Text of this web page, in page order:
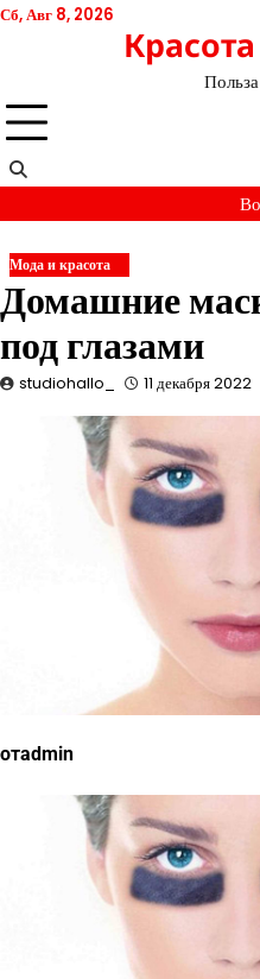
Перейти
Сб, Авг 8, 2026
Мода и красота
Домашние
под глазами
studiohallo_ 11 декабря 2022
отadmin